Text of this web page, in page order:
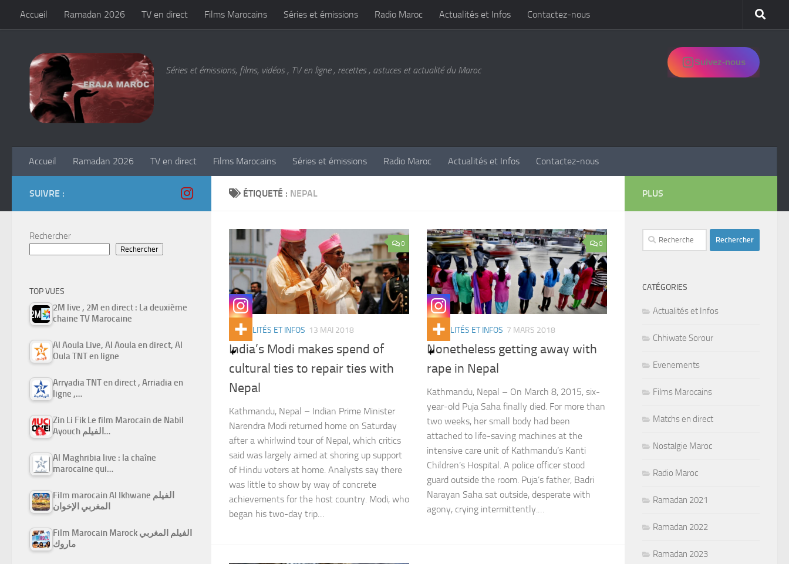
Skip to content
Accueil Ramadan 2026 TV en direct Films Marocains Séries et émissions Radio Maroc Actualités et Infos Contactez-nous
Séries et émissions, films, vidéos , TV en ligne , recettes , astuces et actualité du Maroc
Suivez-nous
Accueil Ramadan 2026 TV en direct Films Marocains Séries et émissions Radio Maroc Actualités et Infos Contactez-nous
ÉTIQUETÉ : NEPAL
0
ACTUALITÉS ET INFOS 13 MAI 2018
India’s Modi makes spend of
cultural ties to repair ties with
Nepal
Kathmandu, Nepal – Indian Prime Minister
Narendra Modi returned home on Saturday
after a whirlwind tour of Nepal, which critics
said was largely aimed at shoring up support
of Hindu voters at home. Analysts say there
was little to show by way of concrete
achievements for the host country. Modi, who
began his two-day trip…
0
ACTUALITÉS ET INFOS 7 MARS 2018
Nonetheless getting away with
rape in Nepal
Kathmandu, Nepal – On March 8, 2015, six-
year-old Puja Saha finally died. For more than
two weeks, her small body had been
attached to life-saving machines at the
intensive care unit of Kathmandu’s Kanti
Children’s Hospital. A police officer stood
guard outside the room. Puja’s father, Badri
Narayan Saha sat outside, desperate with
agony, crying intermittently.…
SUIVRE :
Rechercher
Rechercher
TOP VUES
2M live , 2M en direct : La deuxième
chaine TV Marocaine
Al Aoula Live, Al Aoula en direct, Al
Oula TNT en ligne
Arryadia TNT en direct , Arriadia en
ligne ,…
Zin Li Fik Le film Marocain de Nabil
Ayouch الفيلم…
Al Maghribia live : la chaîne
marocaine qui…
Film marocain Al Ikhwane الفيلم
المغربي الإخوان
Film Marocain Marock الفيلم المغربي
ماروك
PLUS
Rechercher :
CATÉGORIES
Actualités et Infos
Chhiwate Sorour
Evenements
Films Marocains
Matchs en direct
Nostalgie Maroc
Radio Maroc
Ramadan 2021
Ramadan 2022
Ramadan 2023